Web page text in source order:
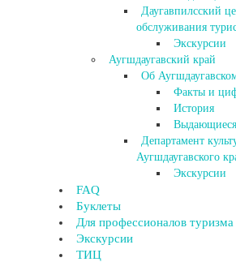
Даугавпилсский
обслуживания
Экскурсии
Аугшдаугавский край
Об
Факты и
История
Департамент
Аугшдаугавского
Экскурсии
FAQ
Буклеты
Для профессионалов туризма
Экскурсии
ТИЦ